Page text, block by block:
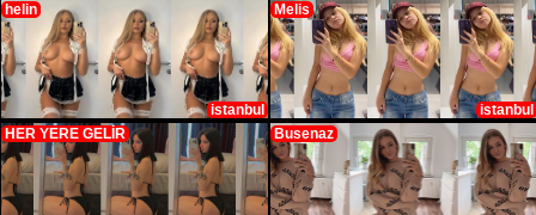
helin
istanbul
Melis
istanbul
HER YERE GELİR
Busenaz